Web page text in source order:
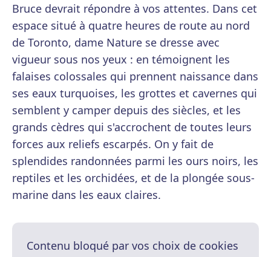
Bruce devrait répondre à vos attentes. Dans cet
espace situé à quatre heures de route au nord
de Toronto, dame Nature se dresse avec
vigueur sous nos yeux : en témoignent les
falaises colossales qui prennent naissance dans
ses eaux turquoises, les grottes et cavernes qui
semblent y camper depuis des siècles, et les
grands cèdres qui s'accrochent de toutes leurs
forces aux reliefs escarpés. On y fait de
splendides randonnées parmi les ours noirs, les
reptiles et les orchidées, et de la plongée sous-
marine dans les eaux claires.
Contenu bloqué par vos choix de cookies